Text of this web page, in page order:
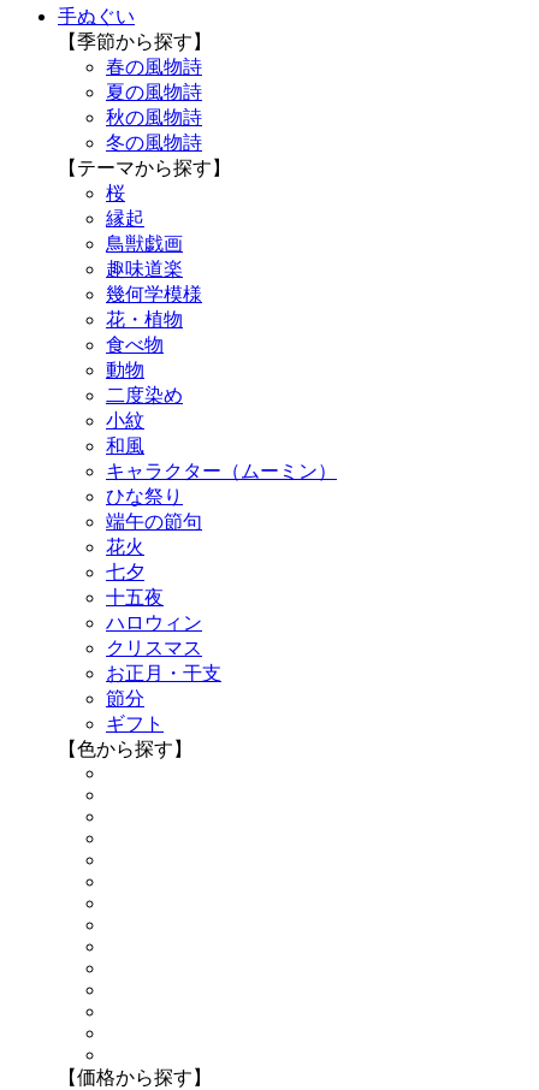
手ぬぐい
【季節から探す】
春の風物詩
夏の風物詩
秋の風物詩
冬の風物詩
【テーマから探す】
桜
縁起
鳥獣戯画
趣味道楽
幾何学模様
花・植物
食べ物
動物
二度染め
小紋
和風
キャラクター（ムーミン）
ひな祭り
端午の節句
花火
七夕
十五夜
ハロウィン
クリスマス
お正月・干支
節分
ギフト
【色から探す】
【価格から探す】